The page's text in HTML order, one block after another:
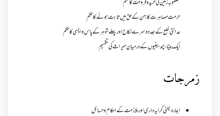
مغصوبہ زمین کی خرید و فروخت کا حکم
حرمت مصاہرت کا بہن کے حق میں ثابت ہونے کا حکم
عدالتی خلع کے بعد دوسرے نکاح اور پہلے شوہر کے پاس واپسی کا حکم
ایک بیٹا ، چھ بیٹیوں کے درمیان میراث کی تقسیم
زمرجات
اجارہ یعنی کرایہ داری اور ملازمت کے احکام و مسائل